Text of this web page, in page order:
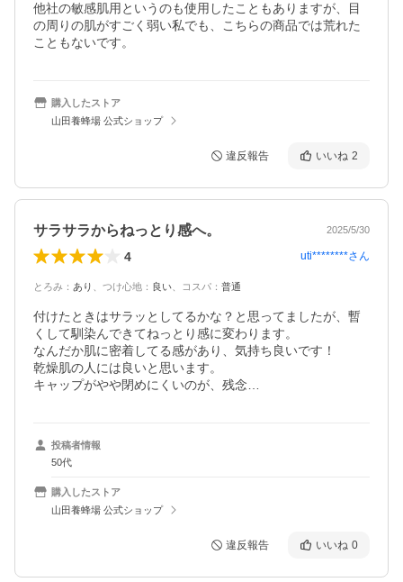
他社の敏感肌用というのも使用したこともありますが、目
の周りの肌がすごく弱い私でも、こちらの商品では荒れた
こともないです。
購入したストア
山田養蜂場 公式ショップ
違反報告 いいね 2
サラサラからねっとり感へ。 2025/5/30
4 uti********さん
とろみ ： あり つけ心地 ： 良い コスパ ： 普通
付けたときはサラッとしてるかな？と思ってましたが、暫
くして馴染んできてねっとり感に変わります。
なんだか肌に密着してる感があり、気持ち良いです！
乾燥肌の人には良いと思います。
キャップがやや閉めにくいのが、残念…
投稿者情報
50代
購入したストア
山田養蜂場 公式ショップ
違反報告 いいね 0